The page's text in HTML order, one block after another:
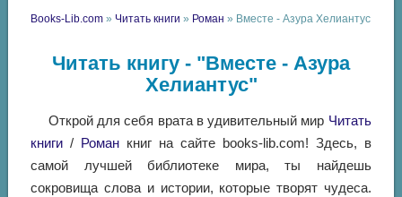
Books-Lib.com » Читать книги » Роман » Вместе - Азура Хелиантус
Читать книгу - "Вместе - Азура
Хелиантус"
Открой для себя врата в удивительный мир Читать
книги / Роман книг на сайте books-lib.com! Здесь, в
самой лучшей библиотеке мира, ты найдешь
сокровища слова и истории, которые творят чудеса.